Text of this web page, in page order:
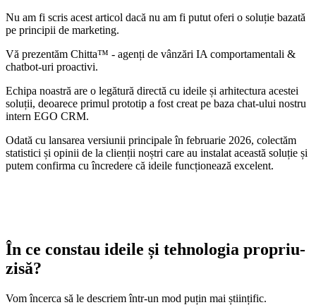
Nu am fi scris acest articol dacă nu am fi putut oferi o soluție bazată
pe principii de marketing.
Vă prezentăm Chitta™ - agenți de vânzări IA comportamentali &
chatbot-uri proactivi.
Echipa noastră are o legătură directă cu ideile și arhitectura acestei
soluții, deoarece primul prototip a fost creat pe baza chat-ului nostru
intern EGO CRM.
Odată cu lansarea versiunii principale în februarie 2026, colectăm
statistici și opinii de la clienții noștri care au instalat această soluție și
putem confirma cu încredere că ideile funcționează excelent.
În ce constau ideile și tehnologia propriu-
zisă?
Vom încerca să le descriem într-un mod puțin mai științific.